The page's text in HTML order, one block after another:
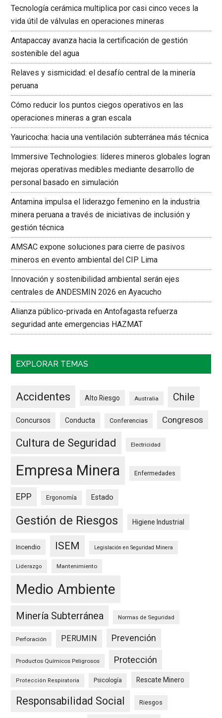
Tecnología cerámica multiplica por casi cinco veces la
vida útil de válvulas en operaciones mineras
Antapaccay avanza hacia la certificación de gestión
sostenible del agua
Relaves y sismicidad: el desafío central de la minería
peruana
Cómo reducir los puntos ciegos operativos en las
operaciones mineras a gran escala
Yauricocha: hacia una ventilación subterránea más técnica
Immersive Technologies: líderes mineros globales logran
mejoras operativas medibles mediante desarrollo de
personal basado en simulación
Antamina impulsa el liderazgo femenino en la industria
minera peruana a través de iniciativas de inclusión y
gestión técnica
AMSAC expone soluciones para cierre de pasivos
mineros en evento ambiental del CIP Lima
Innovación y sostenibilidad ambiental serán ejes
centrales de ANDESMIN 2026 en Ayacucho
Alianza público-privada en Antofagasta refuerza
seguridad ante emergencias HAZMAT
EXPLORAR TEMAS
Accidentes Alto Riesgo Australia Chile
Concursos Conducta Conferencias Congresos
Cultura de Seguridad Electricidad
Empresa Minera Enfermedades
EPP Ergonomía Estado
Gestión de Riesgos Higiene Industrial
Incendio ISEM Legislación en Seguridad Minera
Liderazgo Mantenimiento
Medio Ambiente
Minería Subterránea Normas de Seguridad
Perforación PERUMIN Prevención
Productos Químicos Peligrosos Protección
Protección Respiratoria Psicología Rescate Minero
Responsabilidad Social Riesgos